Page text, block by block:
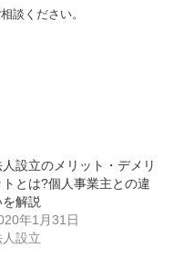
談ください。
人設立のメリット・デメリ
トとは?個人事業主との違
を解説
年1月31日
人設立